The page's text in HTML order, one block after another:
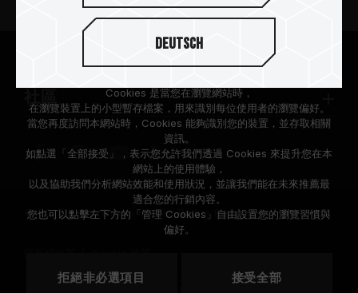
© 2026 Team Group Inc. All Rights Reserved.
美國
Deutsch
根據歐盟施行的個人資料保護法(GDPR)，我們致力於保護您的個人
Cookies 是當您在瀏覽網站時，
在瀏覽裝置上的小型暫存檔案，用來識別每位使用者的瀏覽偏好。
當您再度訪問本網站時，Cookies 能夠識別您的裝置，並存取相關
資訊。
如點選「全部接受」，表示您允許我們透過 Cookies 來提升您在本
網站上的使用體驗，
以及協助我們分析網站效能和使用狀況，並讓我們能在未來推薦最
適合您的行銷內容。
您也可以點擊左下方的「管理 Cookies」自由設置您的瀏覽習慣與
偏好。
拒絕非必選項目 接受全部